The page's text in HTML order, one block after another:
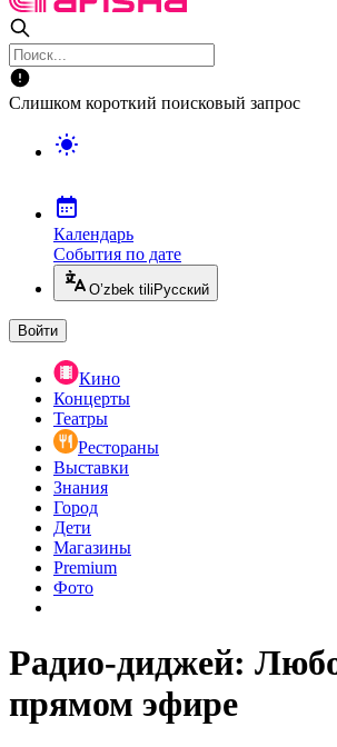
Слишком короткий поисковый запрос
Календарь
События по дате
O’zbek tili Русский
Войти
Кино
Концерты
Театры
Рестораны
Выставки
Знания
Город
Дети
Магазины
Premium
Фото
Радио-диджей:
прямом эфире